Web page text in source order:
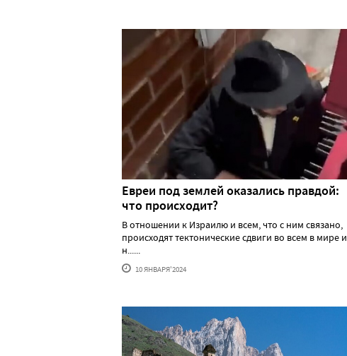
Евреи под землей оказались правдой:
что происходит?
В отношении к Израилю и всем, что с ним связано,
происходят тектонические сдвиги во всем в мире и
н......
10 ЯНВАРЯ'2024